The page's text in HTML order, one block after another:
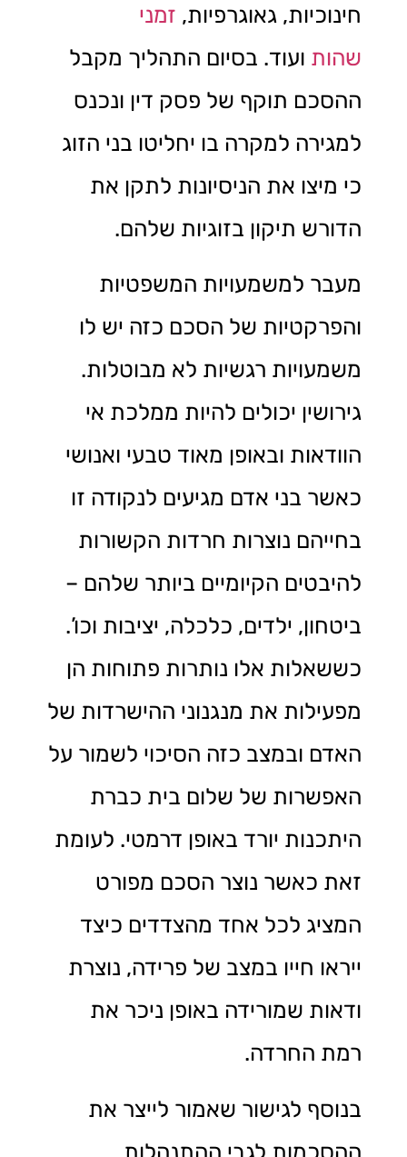
חינוכיות, גאוגרפיות, זמני
שהות ועוד. בסיום התהליך מקבל
ההסכם תוקף של פסק דין ונכנס
למגירה למקרה בו יחליטו בני הזוג
כי מיצו את הניסיונות לתקן את
הדורש תיקון בזוגיות שלהם.
מעבר למשמעויות המשפטיות
והפרקטיות של הסכם כזה יש לו
משמעויות רגשיות לא מבוטלות.
גירושין יכולים להיות ממלכת אי
הוודאות ובאופן מאוד טבעי ואנושי
כאשר בני אדם מגיעים לנקודה זו
בחייהם נוצרות חרדות הקשורות
להיבטים הקיומיים ביותר שלהם –
ביטחון, ילדים, כלכלה, יציבות וכו’.
כששאלות אלו נותרות פתוחות הן
מפעילות את מנגנוני ההישרדות של
האדם ובמצב כזה הסיכוי לשמור על
האפשרות של שלום בית כברת
היתכנות יורד באופן דרמטי. לעומת
זאת כאשר נוצר הסכם מפורט
המציג לכל אחד מהצדדים כיצד
ייראו חייו במצב של פרידה, נוצרת
ודאות שמורידה באופן ניכר את
רמת החרדה.
בנוסף לגישור שאמור לייצר את
ההסכמות לגבי ההתנהלות